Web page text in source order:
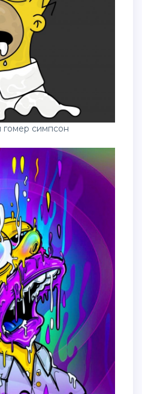
симпсон